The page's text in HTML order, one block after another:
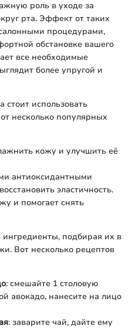
роль в уходе за
рта. Эффект от таких
процедурами,
обстановке вашего
все необходимые
более упругой и
стоит использовать
несколько популярных
кожу и улучшить её
антиоксидантными
эластичность.
и помогает снять
подбирая их в
Вот несколько рецептов
: смешайте 1 столовую
авокадо, нанесите на лицо
: заварите чай, дайте ему